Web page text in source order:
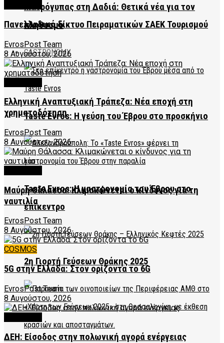
Μαυρόγυπας στη Δαδιά: Θετικά νέα για τον
πληθυσμό
GASTRONOMY
Taste Evros: Η γεύση του Έβρου στο προσκήνιο
Taste Evros: Η γαστρονομία του Έβρου στο
επίκεντρο
2η Γιορτή Γεύσεων Θράκης 2025
Πανελλαδικό δίκτυο Πειραματικών ΣΑΕΚ Τουρισμού
EvrosPost Team
8 Αυγούστου, 2026
Ελληνική Αναπτυξιακή Τράπεζα: Νέα εποχή στη
χρηματοδότηση
EvrosPost Team
8 Αυγούστου, 2026
Μαύρη Θάλασσα: Κλιμακώνεται ο κίνδυνος για τη
ναυτιλία
EvrosPost Team
8 Αυγούστου, 2026
COSMOS
5G στην Ελλάδα: Στον ορίζοντα το 6G
EvrosPost Team
8 Αυγούστου, 2026
ΔΕΗ: Είσοδος στην πολωνική αγορά ενέργειας